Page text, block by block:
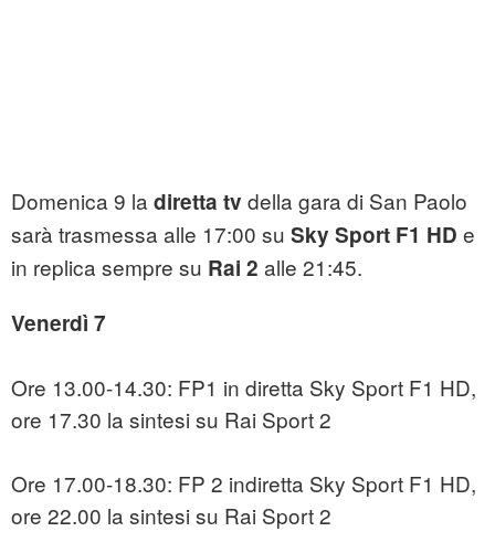
Domenica 9 la diretta tv della gara di San Paolo
sarà trasmessa alle 17:00 su Sky Sport F1 HD e
in replica sempre su Rai 2 alle 21:45.
Venerdì 7
Ore 13.00-14.30: FP1 in diretta Sky Sport F1 HD,
ore 17.30 la sintesi su Rai Sport 2
Ore 17.00-18.30: FP 2 indiretta Sky Sport F1 HD,
ore 22.00 la sintesi su Rai Sport 2